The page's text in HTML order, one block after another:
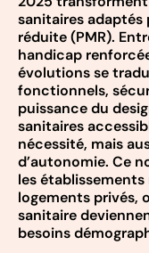
sanitaires adaptés
réduite (PMR).
handicap
évolutions se
fonctionnels,
puissance du
sanitaires
nécessité, mais
d’autonomie. Ce
les
logements privés,
sanitaire
besoins